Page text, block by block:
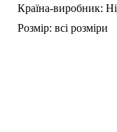
Країна-виробник:
Розмір: всі розміри